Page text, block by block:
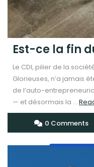
Est-ce la fin
Le CDI, pilier de la
Glorieuses, n’a jamais
de l’auto-
— et désormais la ...
0 Comments